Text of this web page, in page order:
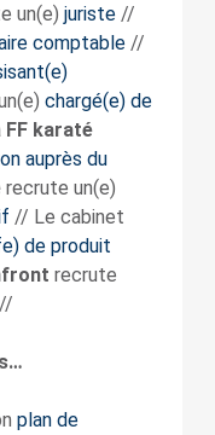
un(e) juriste//
comptable//
chargé(e) de
FF karaté
auprès du
recrute un(e)
// Le cabinet
de produit
recrute
plan de